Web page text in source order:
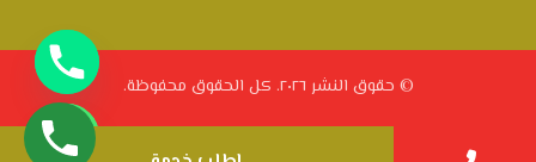
© حقوق النشر ٢٠٢٦. كل الحقوق محفوظة.